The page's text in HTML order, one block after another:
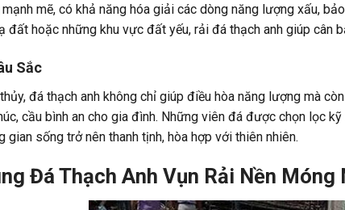
mẽ, có khả năng hóa giải các dòng năng lượng xấu,
đất hoặc những khu vực đất yếu, rải đá thạch anh giúp cân
Sắc
đá thạch anh không chỉ giúp điều hòa năng lượng mà
cầu bình an cho gia đình. Những viên đá được chọn lọc
gian sống trở nên thanh tịnh, hòa hợp với thiên nhiên.
Đá Thạch Anh Vụn Rải Nền Móng